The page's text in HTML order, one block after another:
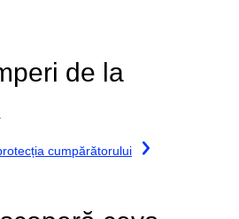
de la
cumpărătorului